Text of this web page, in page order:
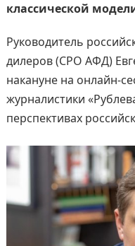
классической
Руководитель
дилеров (СРО АФД)
накануне на онлайн-
журналистики
перспективах